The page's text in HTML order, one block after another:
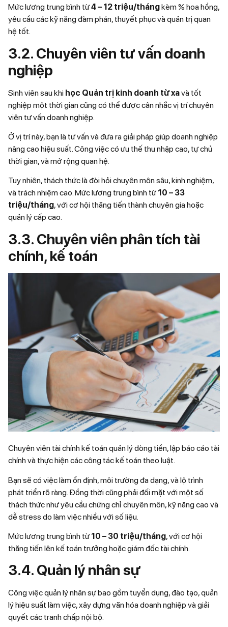
Mức lương trung bình từ4 – 12 triệu/thángkèm % hoa hồng,
yêu cầu các kỹ năng đàm phán, thuyết phục và quản trị quan
hệ tốt.
3.2. Chuyên viên tư vấn doanh
nghiệp
Sinh viên sau khi học Quản trị kinh doanh từ xavà tốt
nghiệp một thời gian cũng có thể được cân nhắc vị trí chuyên
viên tư vấn doanh nghiệp.
Ở vị trí này, bạn là tư vấn và đưa ra giải pháp giúp doanh nghiệp
nâng cao hiệu suất. Công việc có ưu thế thu nhập cao, tự chủ
thời gian, và mở rộng quan hệ.
Tuy nhiên, thách thức là đòi hỏi chuyên môn sâu, kinh nghiệm,
và trách nhiệm cao. Mức lương trung bình từ 10 – 33
triệu/tháng, với cơ hội thăng tiến thành chuyên gia hoặc
quản lý cấp cao.
3.3. Chuyên viên phân tích tài
chính, kế toán
Chuyên viên tài chính kế toán quản lý dòng tiền, lập báo cáo tài
chính và thực hiện các công tác kế toán theo luật.
Bạn sẽ có việc làm ổn định, môi trường đa dạng, và lộ trình
phát triển rõ ràng. Đồng thời cũng phải đối mặt với một số
thách thức như yêu cầu chứng chỉ chuyên môn, kỹ năng cao và
dễ stress do làm việc nhiều với số liệu.
Mức lương trung bình từ 10 – 30 triệu/tháng, với cơ hội
thăng tiến lên kế toán trưởng hoặc giám đốc tài chính.
3.4. Quản lý nhân sự
Công việc quản lý nhân sự bao gồm tuyển dụng, đào tạo, quản
lý hiệu suất làm việc, xây dựng văn hóa doanh nghiệp và giải
quyết các tranh chấp nội bộ.